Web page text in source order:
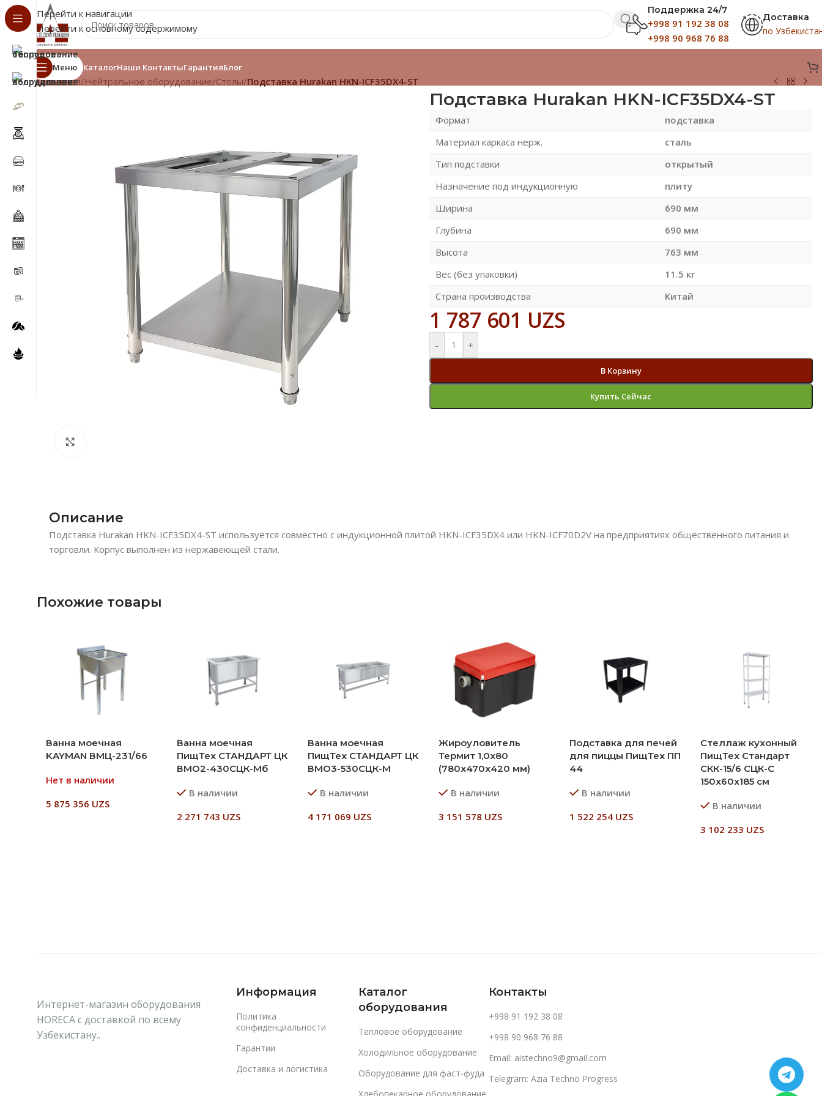
Перейти к навигации
Перейти к основному содержимому
Поддержка 24/7
+998 91 192 38 08
+998 90 968 76 88
Доставка
по
Меню КаталогНаши КонтактыГарантияБлог
Главная/Нейтральное оборудование/Столы/Подставка Hurakan HKN-ICF35DX4-ST
Подставка Hurakan HKN-ICF35DX4-ST
Формат
подставка
Материал каркаса нерж.
сталь
Тип подставки
открытый
Назначение под индукционную
плиту
Ширина
690 мм
Глубина
690 мм
Высота
763 мм
Вес (без упаковки)
11.5 кг
Страна производства
Китай
1 787 601 UZS
- +
В Корзину
Купить Сейчас
Описание
Подставка Hurakan HKN-ICF35DX4-ST используется совместно с индукционной плитой HKN-ICF35DX4 или HKN-ICF70D2V на предприятиях общественного питания и
торговли. Корпус выполнен из нержавеющей стали.
Похожие товары
Ванна моечная
KAYMAN ВМЦ-231/66
Нет в наличии
5 875 356 UZS
Ванна моечная
ПищТех СТАНДАРТ ЦК
ВМО2-430СЦК-Мб
В наличии
2 271 743 UZS
Ванна моечная
ПищТех СТАНДАРТ ЦК
ВМО3-530СЦК-М
В наличии
4 171 069 UZS
Жироуловитель
Термит 1,0х80
(780х470х420 мм)
В наличии
3 151 578 UZS
Подставка для печей
для пиццы ПищТех ПП
44
В наличии
1 522 254 UZS
Стеллаж кухонный
ПищТех Стандарт
СКК-15/6 СЦК-С
150х60х185 см
В наличии
3 102 233 UZS
Интернет-магазин оборудования
HORECA с доставкой по всему
Узбекистану..
Информация
Политика
конфиденциальности
Гарантии
Доставка и логистика
Каталог
оборудования
Тепловое оборудование
Холодильное оборудование
Оборудование для фаст-фуда
Контакты
+998 91 192 38 08
+998 90 968 76 88
Email: aistechno9@gmail.com
Telegram: Azia Techno Progress